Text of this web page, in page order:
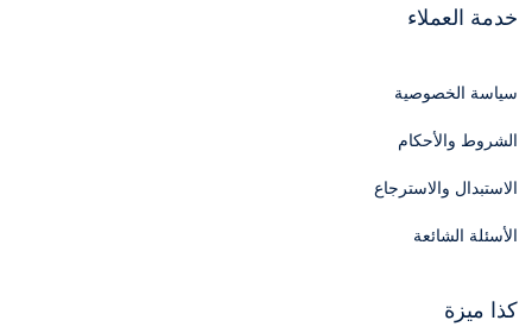
خدمة العملاء
سياسة الخصوصية
الشروط والأحكام
الاستبدال والاسترجاع
الأسئلة الشائعة
كذا ميزة